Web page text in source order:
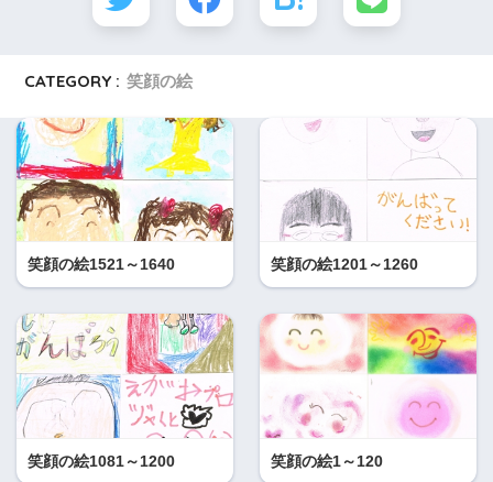
CATEGORY : 笑顔の絵
笑顔の絵1521～1640 笑顔の絵1201～1260
笑顔の絵1081～1200 笑顔の絵1～120